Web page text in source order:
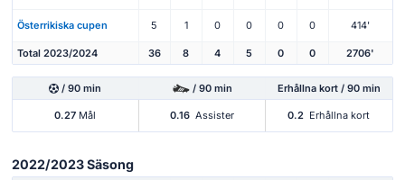
Österrikiska cupen 5 1 0 0 0 0 414'
Total 2023/2024 36 8 4 5 0 0 2706'
/ 90 min / 90 min Erhållna kort / 90 min
0.27 Mål 0.16 Assister 0.2 Erhållna kort
2022/2023 Säsong